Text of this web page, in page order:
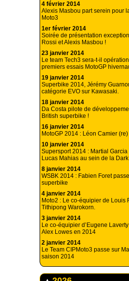
4 février 2014
Alexis Masbou part serein pour
Moto3
1er février 2014
Soirée de présentation
Rossi et Alexis Masbou !
23 janvier 2014
Le team Tech3 sera-t-il
premiers essais MotoGP
19 janvier 2014
Superbike 2014, Jérémy
catégorie EVO sur Kawasaki.
18 janvier 2014
Da Costa pilote de
British superbike !
16 janvier 2014
MotoGP 2014 : Léon Camier
10 janvier 2014
Supersport 2014 : Martial Garcia
Lucas Mahias au sein de la
8 janvier 2014
WSBK 2014 : Fabien Foret
superbike
4 janvier 2014
Moto2 : Le co-équipier de Louis
Tithipong Warokorn.
3 janvier 2014
Le co-équipier d’Eugene
Alex Lowes en 2014
2 janvier 2014
Le Team CIPMoto3 passe sur
saison 2014